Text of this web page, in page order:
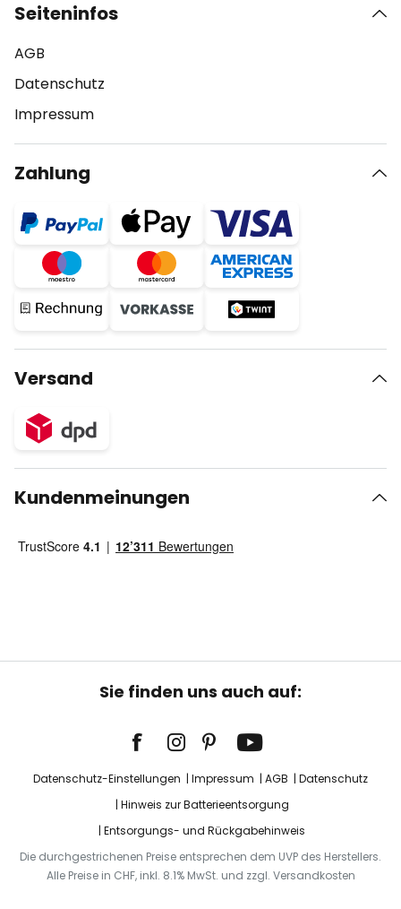
Seiteninfos
AGB
Datenschutz
Impressum
Zahlung
Versand
Kundenmeinungen
Sie finden uns auch auf:
Datenschutz-Einstellungen Impressum AGB
Datenschutz
Hinweis zur Batterieentsorgung
Entsorgungs- und Rückgabehinweis
Die durchgestrichenen Preise entsprechen dem UVP des Herstellers.
Alle Preise in CHF, inkl. 8.1% MwSt. und zzgl. Versandkosten